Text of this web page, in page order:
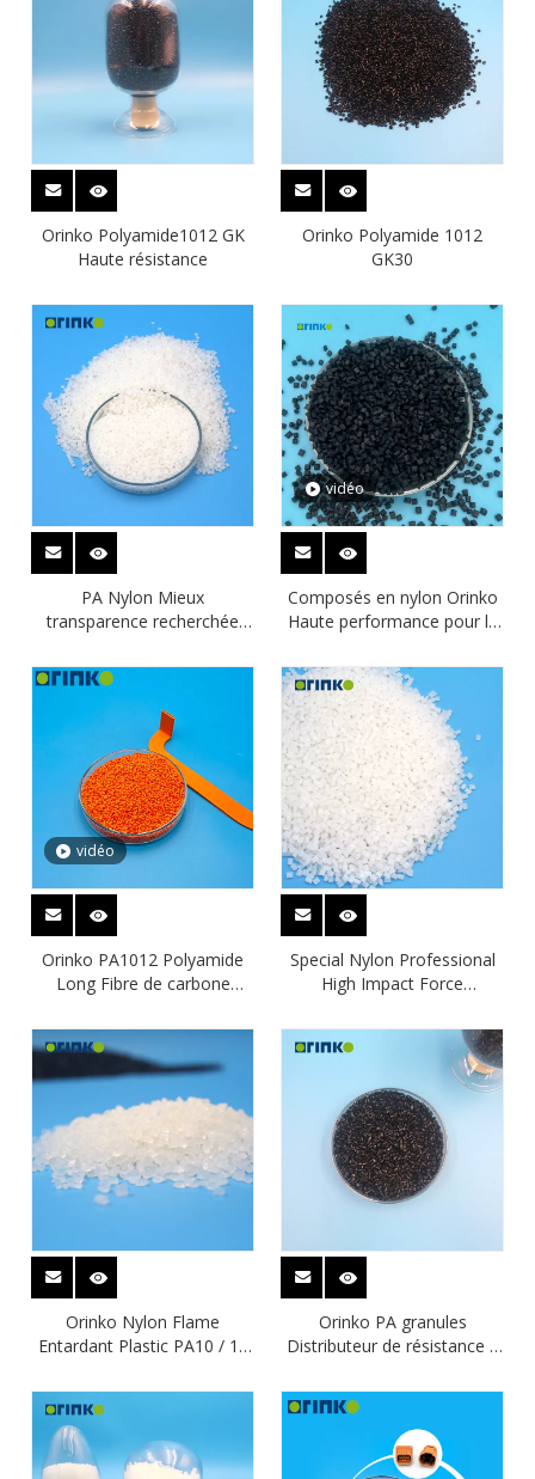
Orinko Polyamide1012 GK
Haute résistance
Orinko Polyamide 1012
GK30
PA Nylon Mieux
transparence recherchée
vidéo
Composés en nylon Orinko
Haute performance pour le
automobile
vidéo
Orinko PA1012 Polyamide
Long Fibre de carbone
électriques pour le tube de
frein à air
Special Nylon Professional
High Impact Force
Orinko Nylon Flame
Entardant Plastic PA10 / 12
tuyau
Orinko PA granules
Distributeur de résistance à